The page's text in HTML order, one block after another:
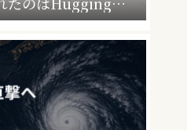
かった”4社4アカウ